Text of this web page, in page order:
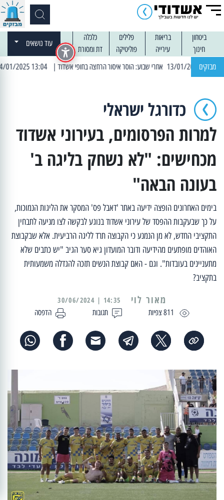
ביטחון בריאות פלילים
כלכלה
חינוך
עירייה פוליטיקה דת ומסורת
עוד נושאים
מבזקים | 13:04 14/01/2025 עובדים בלילות: עבודות קרצוף וריבוד אספלט
כדורגל ישראלי
למרות הפרסומים, בעירוני אשדוד
מכחישים: "לא נשחק בליגה ב'
בעונה הבאה"
בימים האחרונים הופצה ידיעה באתר 'דאבל פס' המסקר את הליגות הנמוכות,
על כך שבעקבות ההפסד של עירוני אשדוד בנוגע לבקשה לצו מניעה לתבחין
התקציבי החדש, לא מן הנמנע כי הקבוצה תרד לליגה הרביעית. אלא שבקבוצת
האוהדים מופתעים מהידיעה ודובר המועדון גיא סער הגיב "יש כתבים שלא
מתעניינים בעובדות". וגם - האם קבוצת הנשים תזכה להגדלה משמעותית
בתקציב?
811 צפיות תגובות הדפסה
מאור לוי 14:35 | 30/06/2024